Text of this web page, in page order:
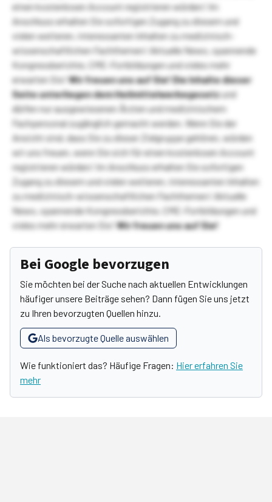
einen kostenlosen Account registrieren würden! Im
Anschluss erhalten Sie sofortigen Zugang zu diesem und
vielen weiteren, interessanten Inhalten zu medizinisch-
wissenschaftlichen Fachthemen! Aktuelle News, spannende
Kongressberichte, CME-Fortbildungen und vieles mehr
erwarten Sie!Wir freuen uns auf Sie!Die Inhalte dieser
Seite unterliegen dem Heilmittelwerbegesetzund
dürfen nur ausgewiesenen Ärzten und medizinischem
Fachpersonal zugänglich gemacht werden. Wenn Sie der
Ansicht sind, dass Sie zu dieser Zielgruppe gehören, würden
wir uns freuen, wenn Sie sich für einen kostenlosen Account
registrieren würden! Im Anschluss erhalten Sie sofortigen
Zugang zu diesem und vielen weiteren, interessanten Inhalten
zu medizinisch-wissenschaftlichen Fachthemen! Aktuelle
News, spannende Kongressberichte, CME-Fortbildungen und
vieles mehr erwarten Sie!Wir freuen uns auf Sie!
Bei Google bevorzugen
Sie möchten bei der Suche nach aktuellen Entwicklungen
häufiger unsere Beiträge sehen? Dann fügen Sie uns jetzt
zu Ihren bevorzugten Quellen hinzu.
Als bevorzugte Quelle auswählen
Wie funktioniert das? Häufige Fragen: Hier erfahren Sie
mehr